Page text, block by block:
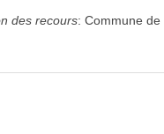
des recours:Commune de